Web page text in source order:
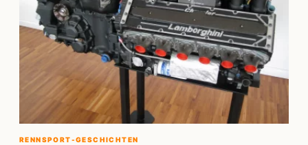
RENNSPORT-GESCHICHTEN